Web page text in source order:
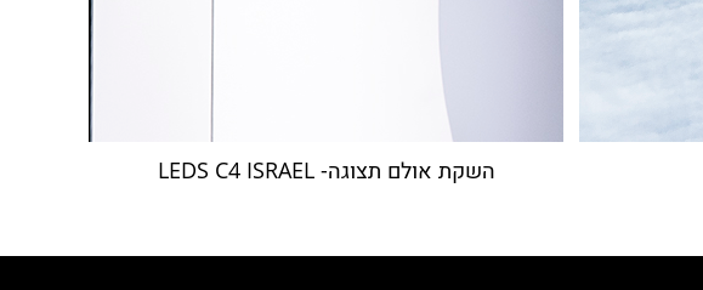
השקת אולם תצוגה- LEDS C4 ISRAEL